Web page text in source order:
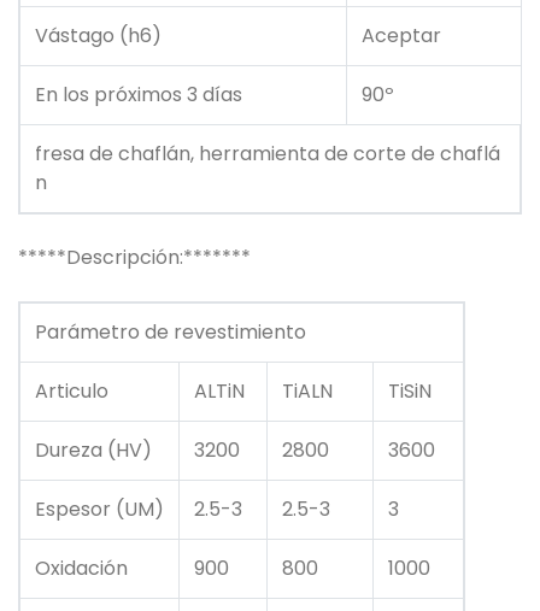
Vástago (h6) Aceptar
En los próximos 3 días 90º
fresa de chaflán, herramienta de corte de chaflá
n
*****Descripción:*******
Parámetro de revestimiento
Articulo ALTiN TiALN TiSiN
Dureza (HV) 3200 2800 3600
Espesor (UM) 2.5-3 2.5-3 3
Oxidación 900 800 1000